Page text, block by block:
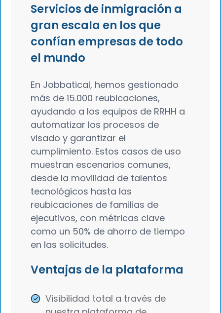
Servicios de inmigración a
gran escala en los que
confían empresas de todo
el mundo
En Jobbatical, hemos gestionado
más de 15.000 reubicaciones,
ayudando a los equipos de RRHH a
automatizar los procesos de
visado y garantizar el
cumplimiento. Estos casos de uso
muestran escenarios comunes,
desde la movilidad de talentos
tecnológicos hasta las
reubicaciones de familias de
ejecutivos, con métricas clave
como un 50% de ahorro de tiempo
en las solicitudes.
Ventajas de la plataforma
Visibilidad total a través de